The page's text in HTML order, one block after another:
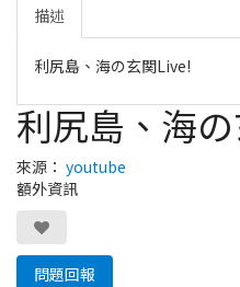
描述
利尻島、海の玄関Live!
利尻島、海
來源： youtube
額外資訊
問題回報